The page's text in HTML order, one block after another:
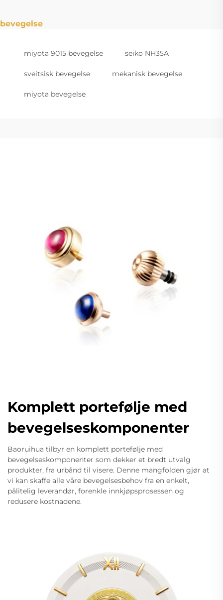
bevegelse
miyota 9015 bevegelse seiko NH35A
sveitsisk bevegelse mekanisk bevegelse
miyota bevegelse
Komplett portefølje med
bevegelseskomponenter
Baoruihua tilbyr en komplett portefølje med
bevegelseskomponenter som dekker et bredt utvalg
produkter, fra urbånd til visere. Denne mangfolden gjør at
vi kan skaffe alle våre bevegelsesbehov fra en enkelt,
pålitelig leverandør, forenkle innkjøpsprosessen og
redusere kostnadene.